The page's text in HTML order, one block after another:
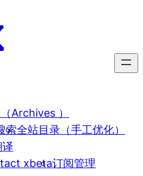
Archives ）
索全站目录（手工优化）
xbeta订阅管理